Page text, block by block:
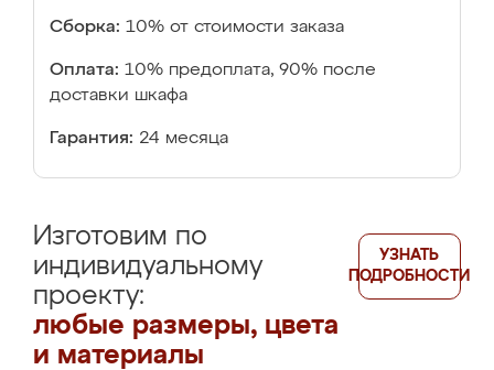
Сборка: 10% от стоимости заказа
Оплата: 10% предоплата, 90% после
доставки шкафа
Гарантия: 24 месяца
Изготовим по
индивидуальному
проекту:
любые размеры, цвета
и материалы
УЗНАТЬ
ПОДРОБНОСТИ